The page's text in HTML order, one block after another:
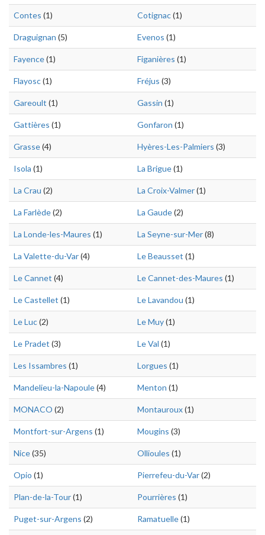
Contes (1) Cotignac(1)
Draguignan (5) Evenos (1)
Fayence(1) Figanières (1)
Flayosc(1) Fréjus (3)
Gareoult (1) Gassin (1)
Gattières (1) Gonfaron (1)
Grasse(4) Hyères-Les-Palmiers (3)
Isola (1) La Brigue(1)
La Crau (2) La Croix-Valmer(1)
La Farlède(2) La Gaude(2)
La Londe-les-Maures (1) La Seyne-sur-Mer(8)
La Valette-du-Var(4) Le Beausset (1)
Le Cannet (4) Le Cannet-des-Maures (1)
Le Castellet (1) Le Lavandou (1)
Le Luc(2) Le Muy(1)
Le Pradet (3) Le Val (1)
Les Issambres (1) Lorgues (1)
Mandelieu-la-Napoule(4) Menton (1)
MONACO (2) Montauroux(1)
Montfort-sur-Argens (1) Mougins (3)
Nice(35) Ollioules (1)
Opio (1) Pierrefeu-du-Var(2)
Plan-de-la-Tour(1) Pourrières (1)
Puget-sur-Argens (2) Ramatuelle(1)